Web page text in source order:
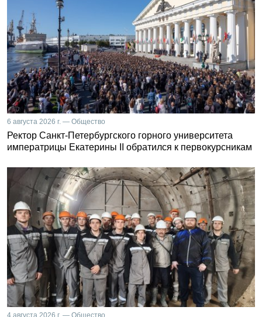
6 августа 2026 г. — Общество
Ректор Санкт-Петербургского горного университета
императрицы Екатерины II обратился к первокурсникам
4 августа 2026 г. — Общество